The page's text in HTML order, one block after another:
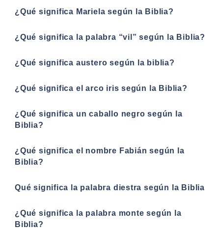
¿Qué significa Mariela según la Biblia?
¿Qué significa la palabra “vil” según la Biblia?
¿Qué significa austero según la biblia?
¿Qué significa el arco iris según la Biblia?
¿Qué significa un caballo negro según la
Biblia?
¿Qué significa el nombre Fabián según la
Biblia?
Qué significa la palabra diestra según la Biblia
¿Qué significa la palabra monte según la
Biblia?